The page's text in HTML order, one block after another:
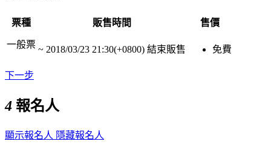
票種 販售時間 售價
一般票 ~ 2018/03/23 21:30(+0800) 結束販售 免費
下一步
4 報名人
顯示報名人 隱藏報名人